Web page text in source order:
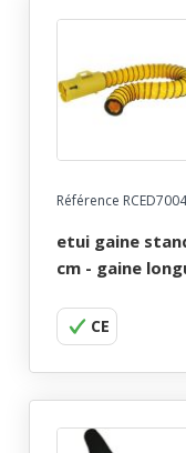
Référence
etui gaine
cm - gaine
CE